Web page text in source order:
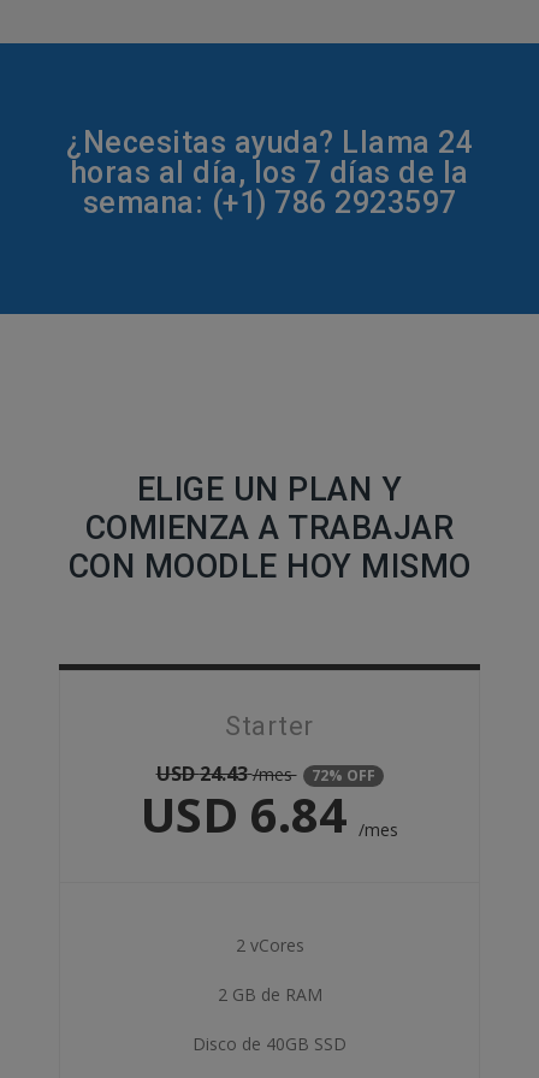
¿Necesitas ayuda? Llama 24
horas al día, los 7 días de la
semana: (+1) 786 2923597
ELIGE UN PLAN Y
COMIENZA A TRABAJAR
CON MOODLE HOY MISMO
Starter
USD24.43 /mes 72% OFF
USD 6.84 /mes
2 vCores
2 GB de RAM
Disco de 40GB SSD